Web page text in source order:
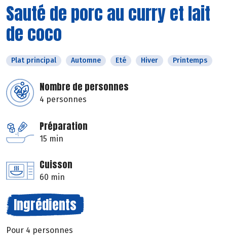
Sauté de porc au curry et lait
de coco
Plat principal Automne Eté Hiver Printemps
Nombre de personnes
4 personnes
Préparation
15 min
Cuisson
60 min
Ingrédients
Pour 4 personnes